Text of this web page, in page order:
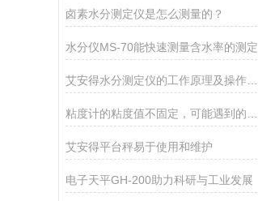
卤素水分测定仪是怎么测量的？
水分仪MS-70能快速测量含水率的测定
艾安得水分测定仪的工作原理及操作指南
艾安得平台秤易于使用和维护
电子天平GH-200助力科研与工业发展